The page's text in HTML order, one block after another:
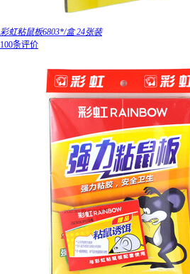
彩虹粘鼠板6803*/盒 24张装
100条评价